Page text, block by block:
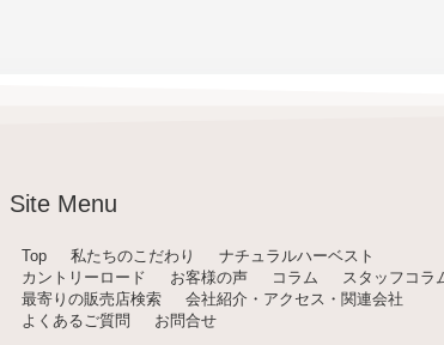
Site Menu
Top 私たちのこだわり
ナチュラルハーベスト
カントリーロード
お客様の声 コラム
スタッフコラ
最寄りの販売店検索
会社紹介・アクセス・関連会社
よくあるご質問
お問合せ